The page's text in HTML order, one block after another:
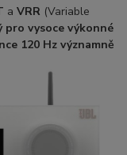
a VRR (Variable
vysoce výkonné
120 Hzvýznamně